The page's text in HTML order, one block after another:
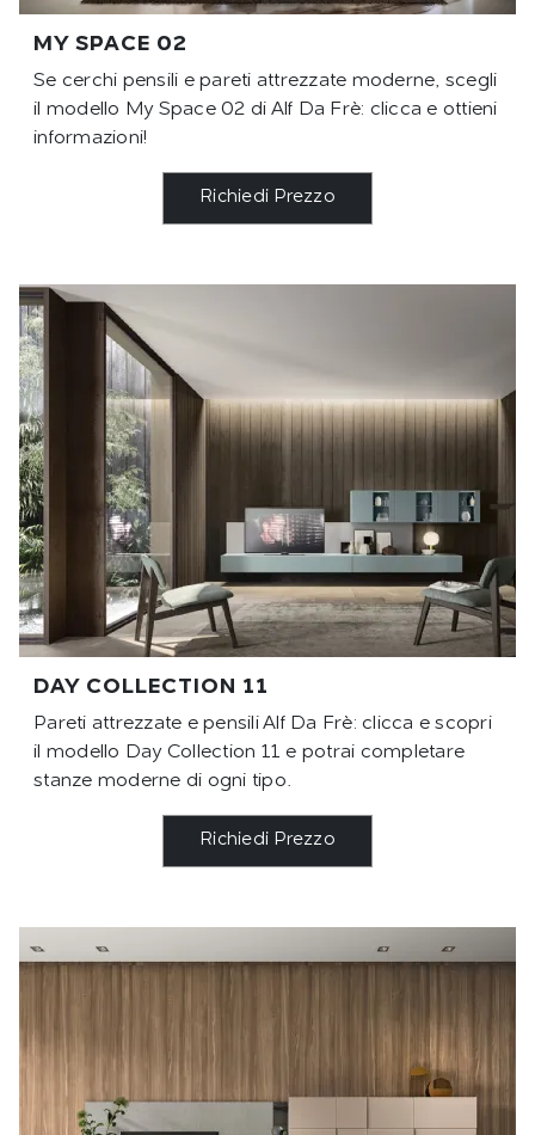
MY SPACE 02
Se cerchi pensili e pareti attrezzate moderne, scegli
il modello My Space 02 di Alf Da Frè: clicca e ottieni
informazioni!
Richiedi Prezzo
DAY COLLECTION 11
Pareti attrezzate e pensili Alf Da Frè: clicca e scopri
il modello Day Collection 11 e potrai completare
stanze moderne di ogni tipo.
Richiedi Prezzo